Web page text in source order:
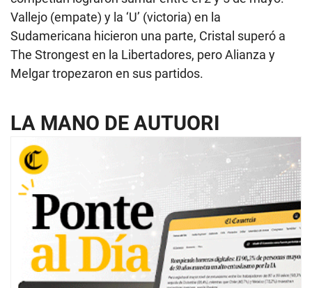
Vallejo (empate) y la ‘U’ (victoria) en la
Sudamericana hicieron una parte, Cristal superó a
The Strongest en la Libertadores, pero Alianza y
Melgar tropezaron en sus partidos.
LA MANO DE AUTUORI